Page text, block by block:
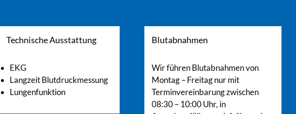
Technische Ausstattung
EKG
Langzeit Blutdruckmessung
Lungenfunktion
Blutabnahmen
Wir führen Blutabnahmen von
Montag – Freitag nur mit
Terminvereinbarung zwischen
08:30 – 10:00 Uhr, in